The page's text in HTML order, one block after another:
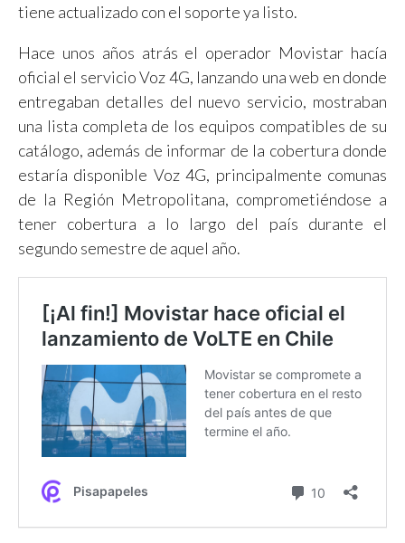
tiene actualizado con el soporte ya listo.
Hace unos años atrás el operador Movistar hacía
oficial el servicio Voz 4G, lanzando una web en donde
entregaban detalles del nuevo servicio, mostraban
una lista completa de los equipos compatibles de su
catálogo, además de informar de la cobertura donde
estaría disponible Voz 4G, principalmente comunas
de la Región Metropolitana, comprometiéndose a
tener cobertura a lo largo del país durante el
segundo semestre de aquel año.